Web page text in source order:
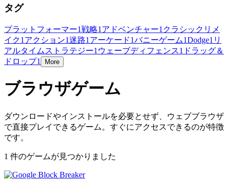
タグ
プラットフォーマー1戦略1 アドベンチャー1 クラシックリメ
イク1 アクション1迷路1 アーケード1バニーゲーム1Dodge1 リ
アルタイムストラテジー1 ウェーブディフェンス1 ドラッグ＆
ドロップ1 More
ブラウザゲーム
ダウンロードやインストールを必要とせず、ウェブブラウザ
で直接プレイできるゲーム。すぐにアクセスできるのが特徴
です。
1 件のゲームが見つかりました